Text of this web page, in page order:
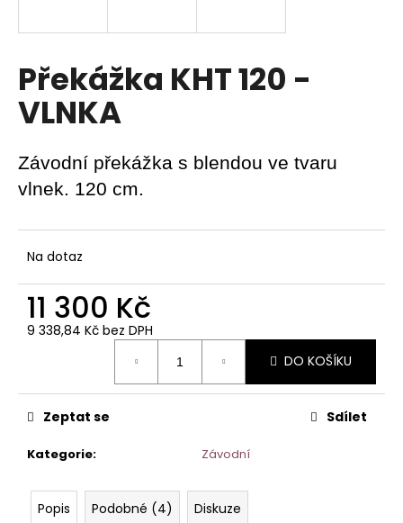
Překážka KHT 120 -
VLNKA
Závodní překážka s blendou ve tvaru
vlnek. 120 cm.
Na dotaz
11 300 Kč
9 338,84 Kč bez DPH
DO KOŠÍKU
Kategorie: Závodní
Zeptat se Sdílet
Popis Podobné (4) Diskuze
í
t
?
D
o
p
č
u
e
m